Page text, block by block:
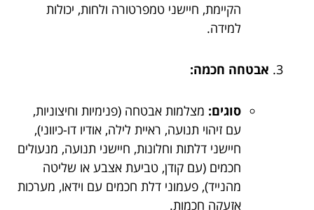
הקיימת, חיישני טמפרטורה ולחות, יכולות
למידה.
אבטחה חכמה:
סוגים: מצלמות אבטחה (פנימיות וחיצוניות,
עם זיהוי תנועה, ראיית לילה, אודיו דו-כיווני),
חיישני דלתות וחלונות, חיישני תנועה, מנעולים
חכמים (עם קודן, טביעת אצבע או שליטה
מהנייד), פעמוני דלת חכמים עם וידאו, מערכות
אזעקה חכמות.